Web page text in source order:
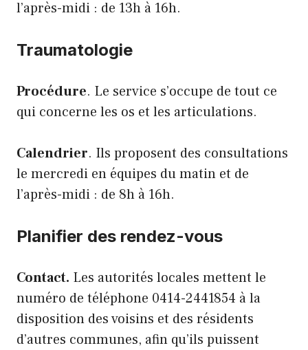
l’après-midi : de 13h à 16h.
Traumatologie
Procédure. Le service s’occupe de tout ce
qui concerne les os et les articulations.
Calendrier. Ils proposent des consultations
le mercredi en équipes du matin et de
l’après-midi : de 8h à 16h.
Planifier des rendez-vous
Contact. Les autorités locales mettent le
numéro de téléphone 0414-2441854 à la
disposition des voisins et des résidents
d’autres communes, afin qu’ils puissent